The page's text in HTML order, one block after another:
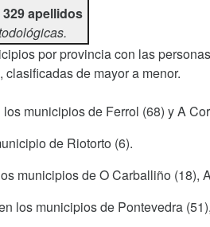
apellidos
por provincia con las
de mayor a menor.
los municipios de Ferrol (68) y A
de Riotorto (6).
municipios de O Carballiño (18),
los municipios de Pontevedra